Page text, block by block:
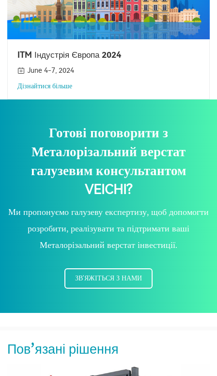
ITM Індустрія Європа 2024
June 4-7, 2024
Дізнайтися більше
Готові поговорити з
Металорізальний верстат
галузевим консультантом
VEICHI?
Ми пропонуємо галузеву експертизу, щоб допомогти
розробити, реалізувати та підтримати ваші
Металорізальний верстат інвестиції.
ЗВ'ЯЖІТЬСЯ З НАМИ
Пов’язані рішення